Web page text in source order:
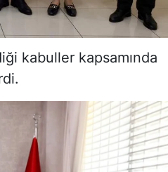
kabuller kapsamında